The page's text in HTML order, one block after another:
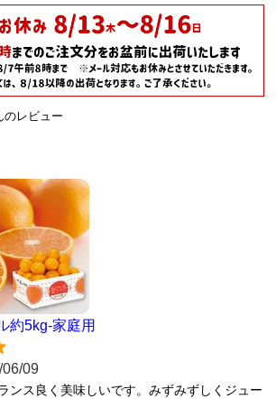
のレビュー
約5kg-家庭用
06/09
ンス良く美味しいです。みずみずしくジュー